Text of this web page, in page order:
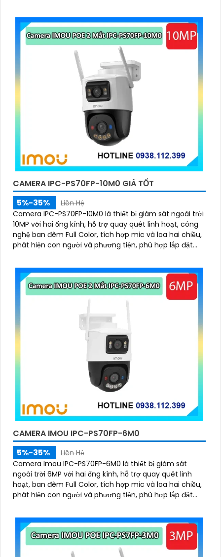
CAMERA IPC-PS70FP-10M0 GIÁ TỐT
5%-35%
Liên Hệ
Camera IPC-PS70FP-10M0 là thiết bị giám sát ngoài trời
10MP với hai ống kính, hỗ trợ quay quét linh hoạt, công
nghệ ban đêm Full Color, tích hợp mic và loa hai chiều,
phát hiện con người và phương tiện, phù hợp lắp đặt
CAMERA IMOU IPC-PS70FP-6M0
5%-35%
Liên Hệ
Camera Imou IPC-PS70FP-6M0 là thiết bị giám sát
ngoài trời 6MP với hai ống kính, hỗ trợ quay quét linh
hoạt, ban đêm Full Color, tích hợp mic và loa hai chiều,
phát hiện con người và phương tiện, phù hợp lắp đặt